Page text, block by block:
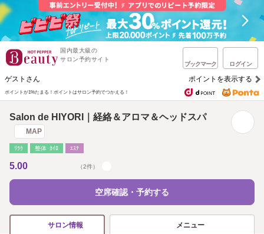
国内最大級の
サロン予約サイト
ブックマーク ログイン
ゲストさん ポイントを表示する
ポイントが1%たまる！ ポイントはサロン予約でつかえる！
Salon de HIYORI｜経絡＆アロマ＆ヘッドスパ
MAP
ﾘﾗｸ 整体･ｶｲﾛ ｴｽﾃ
5.00 （2件）
空席確認・予約する
サロン情報 メニュー